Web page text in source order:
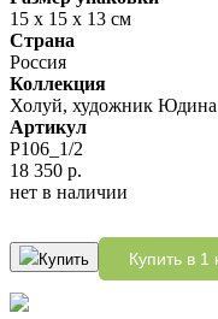
15 х 15 х 13 см
Страна
Россия
Коллекция
Холуй, художник
Артикул
P106_1/2
18 350 р.
нет в наличии
Купить Купить в 1